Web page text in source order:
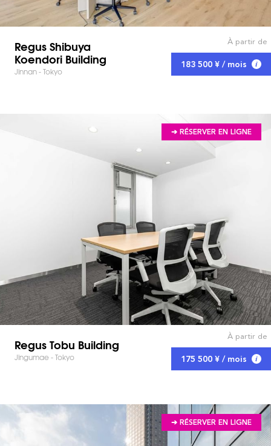
Regus Shibuya
Koendori Building
Jinnan - Tokyo
À partir de
183 500 ¥ / mois
➔ RÉSERVER EN LIGNE
Regus Tobu Building
Jingumae - Tokyo
À partir de
175 500 ¥ / mois
➔ RÉSERVER EN LIGNE